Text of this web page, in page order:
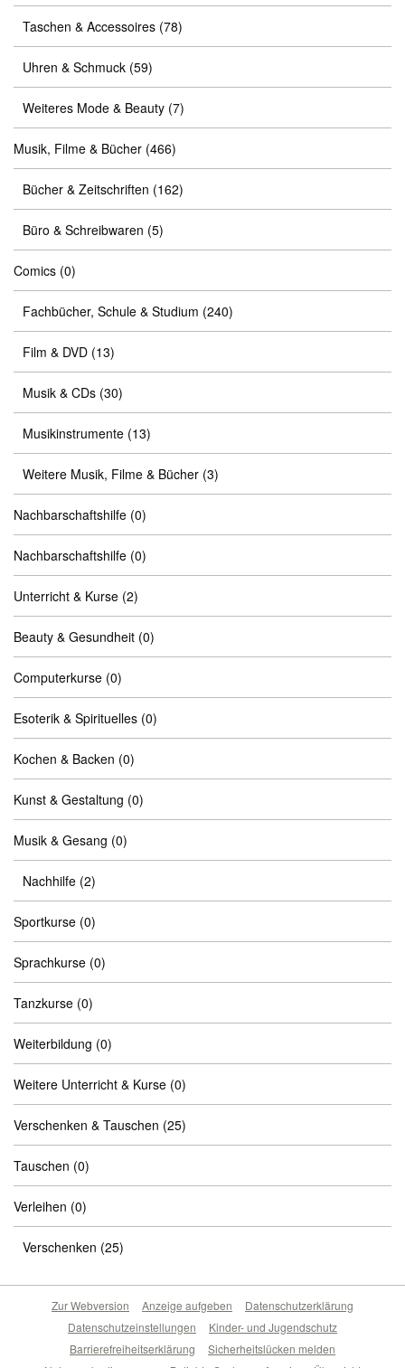
Taschen & Accessoires (78)
Uhren & Schmuck (59)
Weiteres Mode & Beauty (7)
Musik, Filme & Bücher (466)
Bücher & Zeitschriften (162)
Büro & Schreibwaren (5)
Comics (0)
Fachbücher, Schule & Studium (240)
Film & DVD (13)
Musik & CDs (30)
Musikinstrumente (13)
Weitere Musik, Filme & Bücher (3)
Nachbarschaftshilfe (0)
Nachbarschaftshilfe (0)
Unterricht & Kurse (2)
Beauty & Gesundheit (0)
Computerkurse (0)
Esoterik & Spirituelles (0)
Kochen & Backen (0)
Kunst & Gestaltung (0)
Musik & Gesang (0)
Nachhilfe (2)
Sportkurse (0)
Sprachkurse (0)
Tanzkurse (0)
Weiterbildung (0)
Weitere Unterricht & Kurse (0)
Verschenken & Tauschen (25)
Tauschen (0)
Verleihen (0)
Verschenken (25)
Zur Webversion Anzeige aufgeben
Datenschutzerklärung
Datenschutzeinstellungen
Kinder- und Jugendschutz
Barrierefreiheitserklärung
Sicherheitslücken melden